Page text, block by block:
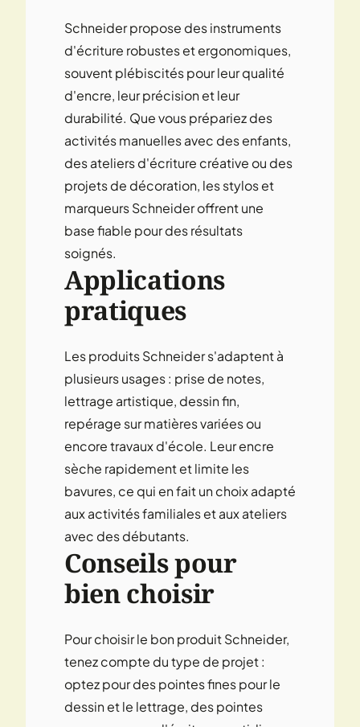
Schneider propose des instruments
d'écriture robustes et ergonomiques,
souvent plébiscités pour leur qualité
d'encre, leur précision et leur
durabilité. Que vous prépariez des
activités manuelles avec des enfants,
des ateliers d'écriture créative ou des
projets de décoration, les stylos et
marqueurs Schneider offrent une
base fiable pour des résultats
soignés.
Applications
pratiques
Les produits Schneider s'adaptent à
plusieurs usages : prise de notes,
lettrage artistique, dessin fin,
repérage sur matières variées ou
encore travaux d'école. Leur encre
sèche rapidement et limite les
bavures, ce qui en fait un choix adapté
aux activités familiales et aux ateliers
avec des débutants.
Conseils pour
bien choisir
Pour choisir le bon produit Schneider,
tenez compte du type de projet :
optez pour des pointes fines pour le
dessin et le lettrage, des pointes